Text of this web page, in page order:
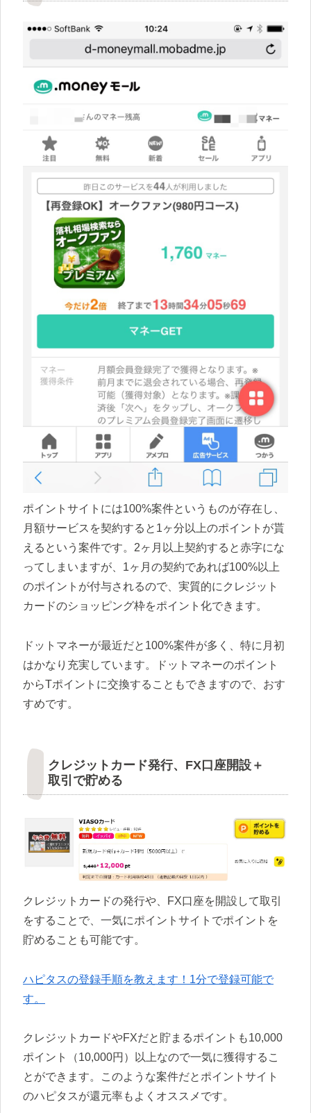
ポイントサイトには100%案件というものが存在し、
月額サービスを契約すると1ヶ分以上のポイントが貰
えるという案件です。2ヶ月以上契約すると赤字にな
ってしまいますが、1ヶ月の契約であれば100%以上
のポイントが付与されるので、実質的にクレジット
カードのショッピング枠をポイント化できます。
ドットマネーが最近だと100%案件が多く、特に月初
はかなり充実しています。ドットマネーのポイント
からTポイントに交換することもできますので、おす
すめです。
クレジットカード発行、FX口座開設＋
取引で貯める
クレジットカードの発行や、FX口座を開設して取引
をすることで、一気にポイントサイトでポイントを
貯めることも可能です。
ハピタスの登録手順を教えます！1分で登録可能で
す。
クレジットカードやFXだと貯まるポイントも10,000
ポイント（10,000円）以上なので一気に獲得するこ
とができます。このような案件だとポイントサイト
のハピタスが還元率もよくオススメです。